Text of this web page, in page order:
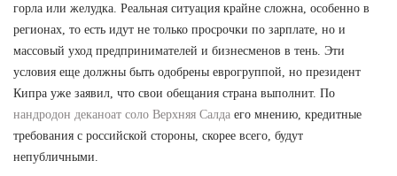
горла или желудка. Реальная ситуация крайне сложна, особенно в
регионах, то есть идут не только просрочки по зарплате, но и
массовый уход предпринимателей и бизнесменов в тень. Эти
условия еще должны быть одобрены еврогруппой, но президент
Кипра уже заявил, что свои обещания страна выполнит. По
нандродон деканоат соло Верхняя Салда его мнению, кредитные
требования с российской стороны, скорее всего, будут
непубличными.